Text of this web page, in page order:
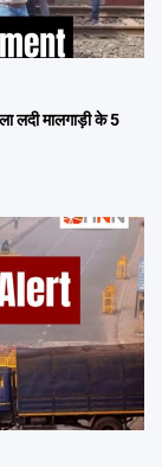
लदी मालगाड़ी के 5